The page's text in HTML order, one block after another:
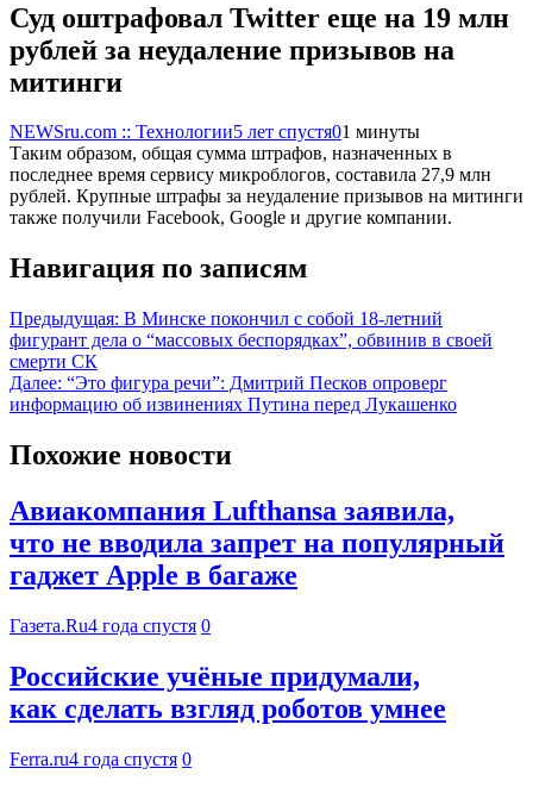
Суд оштрафовал Twitter еще на 19 млн
рублей за неудаление призывов на
митинги
NEWSru.com :: Технологии5 лет спустя01 минуты
Таким образом, общая сумма штрафов, назначенных в
последнее время сервису микроблогов, составила 27,9 млн
рублей. Крупные штрафы за неудаление призывов на митинги
также получили Facebook, Google и другие компании.
Навигация по записям
Предыдущая: В Минске покончил с собой 18-летний
фигурант дела о “массовых беспорядках”, обвинив в своей
смерти СК
Далее: “Это фигура речи”: Дмитрий Песков опроверг
информацию об извинениях Путина перед Лукашенко
Похожие новости
Авиакомпания Lufthansa заявила,
что не вводила запрет на популярный
гаджет Apple в багаже
Газета.Ru4 года спустя 0
Российские учёные придумали,
как сделать взгляд роботов умнее
Ferra.ru4 года спустя 0